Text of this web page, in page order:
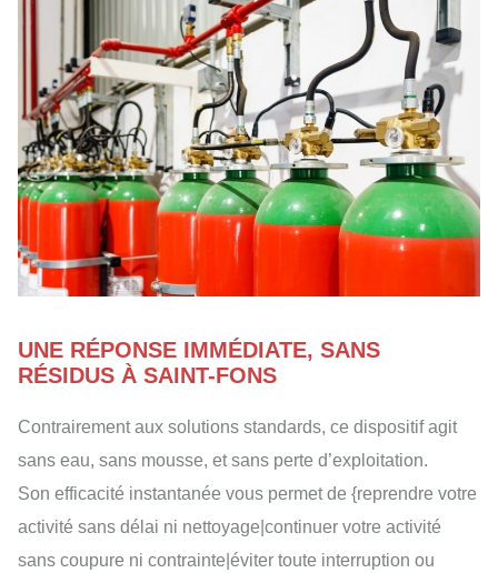
UNE RÉPONSE IMMÉDIATE, SANS
RÉSIDUS À SAINT-FONS
Contrairement aux solutions standards, ce dispositif agit
sans eau, sans mousse, et sans perte d’exploitation.
Son efficacité instantanée vous permet de {reprendre votre
activité sans délai ni nettoyage|continuer votre activité
sans coupure ni contrainte|éviter toute interruption ou